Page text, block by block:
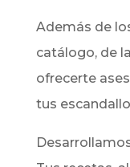
Además de
catálogo, de
ofrecerte
tus